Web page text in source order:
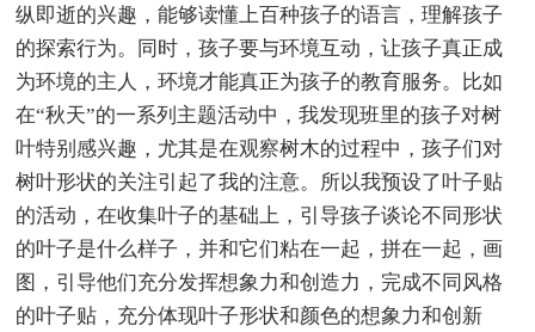
纵即逝的兴趣，能够读懂上百种孩子的语言，理解孩子
的探索行为。同时，孩子要与环境互动，让孩子真正成
为环境的主人，环境才能真正为孩子的教育服务。比如
在“秋天”的一系列主题活动中，我发现班里的孩子对树
叶特别感兴趣，尤其是在观察树木的过程中，孩子们对
树叶形状的关注引起了我的注意。所以我预设了叶子贴
的活动，在收集叶子的基础上，引导孩子谈论不同形状
的叶子是什么样子，并和它们粘在一起，拼在一起，画
图，引导他们充分发挥想象力和创造力，完成不同风格
的叶子贴，充分体现叶子形状和颜色的想象力和创新